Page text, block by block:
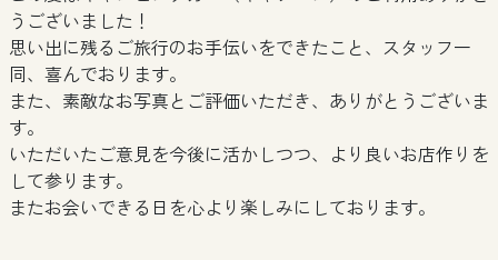
うございました！
思い出に残るご旅行のお手伝いをできたこと、スタッフ一
同、喜んでおります。
また、素敵なお写真とご評価いただき、ありがとうございま
す。
いただいたご意見を今後に活かしつつ、より良いお店作りを
して参ります。
またお会いできる日を心より楽しみにしております。